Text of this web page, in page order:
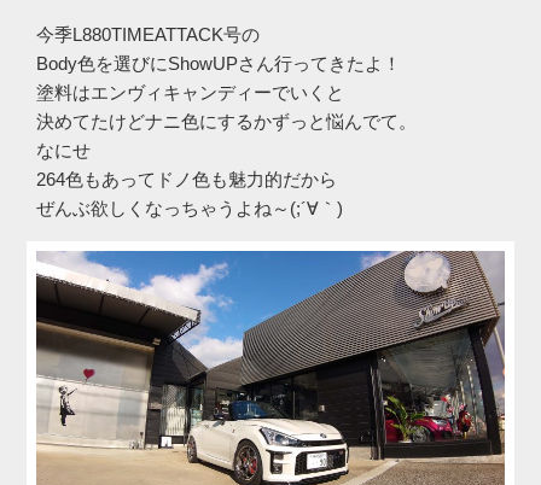
今季L880TIMEATTACK号の
Body色を選びにShowUPさん行ってきたよ！
塗料はエンヴィキャンディーでいくと
決めてたけどナニ色にするかずっと悩んでて。
なにせ
264色もあってドノ色も魅力的だから
ぜんぶ欲しくなっちゃうよね～(;´∀｀)